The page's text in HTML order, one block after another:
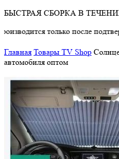
БЫСТРАЯ СБОРКА В
только после
Главная Товары TV Shop
автомобиля оптом